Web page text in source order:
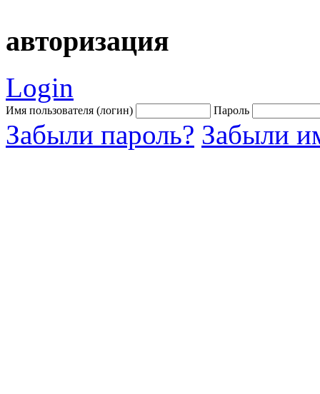
авторизация
Login
Имя пользователя (логин) Пароль
Забыли пароль? Забыли